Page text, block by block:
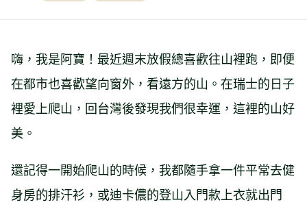
嗨，我是阿寶！最近週末放假總喜歡往山裡跑，即便
在都市也喜歡望向窗外，看遠方的山。在瑞士的日子
裡愛上爬山，回台灣後發現我們很幸運，這裡的山好
美。
還記得一開始爬山的時候，我都隨手拿一件平常去健
身房的排汗衫，或迪卡儂的登山入門款上衣就出門